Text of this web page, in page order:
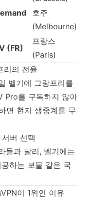
호주
(Melbourne)
(FR)
프랑스
(Paris)
의 전율
벨기에 그랑프리를
Pro를 구독하지 않아
면 현지 생중계를 무
버 선택
들과 달리, 벨기에는
하는 보물 같은 국
이 1위인 이유